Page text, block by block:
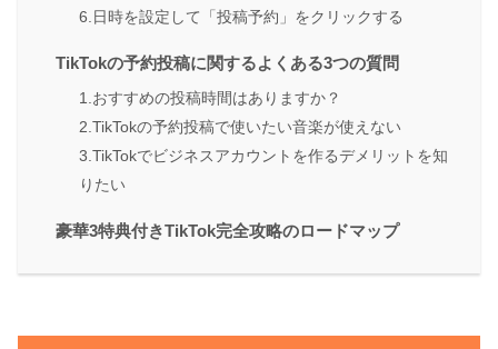
6.日時を設定して「投稿予約」をクリックする
TikTokの予約投稿に関するよくある3つの質問
1.おすすめの投稿時間はありますか？
2.TikTokの予約投稿で使いたい音楽が使えない
3.TikTokでビジネスアカウントを作るデメリットを知
りたい
豪華3特典付きTikTok完全攻略のロードマップ